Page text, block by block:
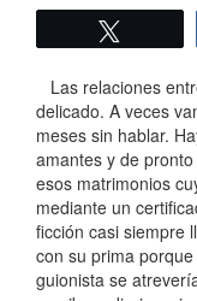
Las relaciones
delicado. A veces
meses sin hablar.
amantes y de
esos matrimonios
mediante un
ficción casi siempre
con su prima
guionista se